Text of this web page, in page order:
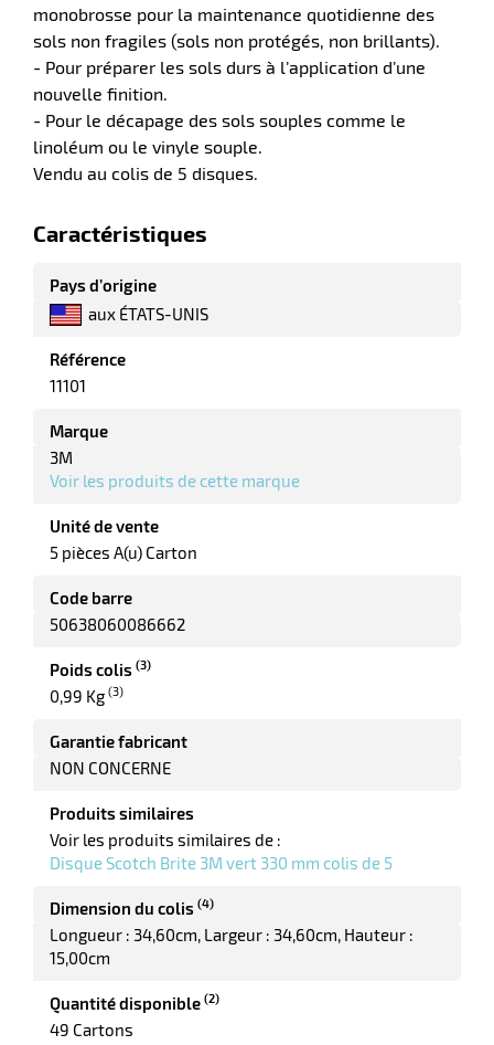
monobrosse pour la maintenance quotidienne des
sols non fragiles (sols non protégés, non brillants).
- Pour préparer les sols durs à l’application d’une
nouvelle finition.
- Pour le décapage des sols souples comme le
linoléum ou le vinyle souple.
Vendu au colis de 5 disques.
Caractéristiques
Pays d’origine
aux ÉTATS-UNIS
Référence
11101
Marque
3M
Voir les produits de cette marque
Unité de vente
5 pièces A(u) Carton
Code barre
50638060086662
Poids colis (3)
0,99 Kg (3)
Garantie fabricant
NON CONCERNE
Produits similaires
Voir les produits similaires de :
Disque Scotch Brite 3M vert 330 mm colis de 5
Dimension du colis (4)
Longueur : 34,60cm Largeur : 34,60cm Hauteur :
15,00cm
Quantité disponible (2)
49 Cartons